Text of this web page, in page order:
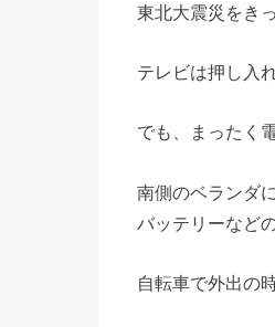
東北大震災をき
テレビは押し入
でも、まったく
南側のベランダ
バッテリーなど
自転車で外出の